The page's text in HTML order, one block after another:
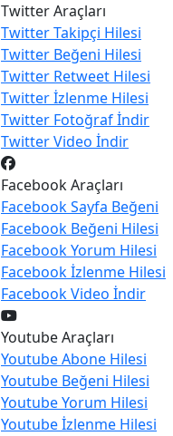
Twitter Araçları
TwitterTakipçi Hilesi
Twitter Beğeni Hilesi
Twitter Retweet Hilesi
Twitterİzlenme Hilesi
Twitter Fotoğraf İndir
TwitterVideo İndir
Facebook Araçları
FacebookSayfa Beğeni
Facebook Beğeni Hilesi
FacebookYorum Hilesi
Facebookİzlenme Hilesi
FacebookVideo İndir
Youtube Araçları
YoutubeAbone Hilesi
Youtube Beğeni Hilesi
YoutubeYorum Hilesi
Youtubeİzlenme Hilesi